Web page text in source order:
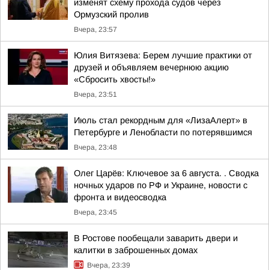
изменят схему прохода судов через
Ормузский пролив
Вчера, 23:57
Юлия Витязева: Берем лучшие практики от
друзей и объявляем вечернюю акцию
«Сбросить хвосты!»
Вчера, 23:51
Июль стал рекордным для «ЛизаАлерт» в
Петербурге и Ленобласти по потерявшимся
Вчера, 23:48
Олег Царёв: Ключевое за 6 августа. . Сводка
ночных ударов по РФ и Украине, новости с
фронта и видеосводка
Вчера, 23:45
В Ростове пообещали заварить двери и
калитки в заброшенных домах
Вчера, 23:39